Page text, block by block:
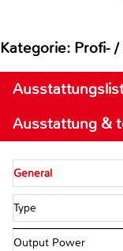
Kategorie: Profi-
Ausstattung &
General
Type
Output Power